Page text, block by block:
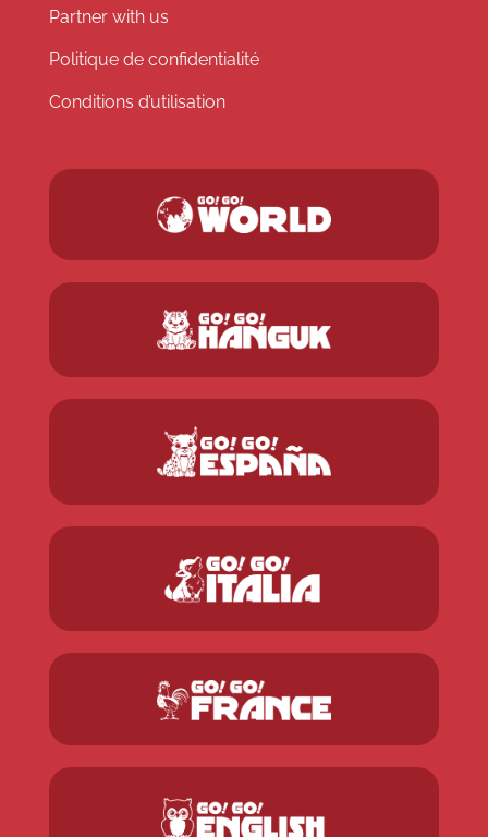
Partner with us
Politique de confidentialité
Conditions d’utilisation